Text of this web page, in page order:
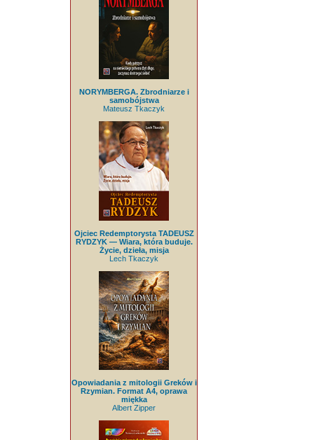
NORYMBERGA. Zbrodniarze i
samobójstwa
Mateusz Tkaczyk
Ojciec Redemptorysta TADEUSZ
RYDZYK — Wiara, która buduje.
Życie, dzieła, misja
Lech Tkaczyk
Opowiadania z mitologii Greków i
Rzymian. Format A4, oprawa
miękka
Albert Zipper